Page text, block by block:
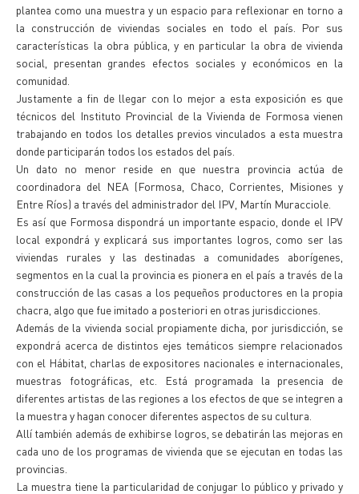
plantea como una muestra y un espacio para reflexionar en torno a
la construcción de viviendas sociales en todo el país. Por sus
características la obra pública, y en particular la obra de vivienda
social, presentan grandes efectos sociales y económicos en la
comunidad.
Justamente a fin de llegar con lo mejor a esta exposición es que
técnicos del Instituto Provincial de la Vivienda de Formosa vienen
trabajando en todos los detalles previos vinculados a esta muestra
donde participarán todos los estados del país.
Un dato no menor reside en que nuestra provincia actúa de
coordinadora del NEA (Formosa, Chaco, Corrientes, Misiones y
Entre Ríos) a través del administrador del IPV, Martín Muracciole.
Es así que Formosa dispondrá un importante espacio, donde el IPV
local expondrá y explicará sus importantes logros, como ser las
viviendas rurales y las destinadas a comunidades aborígenes,
segmentos en la cual la provincia es pionera en el país a través de la
construcción de las casas a los pequeños productores en la propia
chacra, algo que fue imitado a posteriori en otras jurisdicciones.
Además de la vivienda social propiamente dicha, por jurisdicción, se
expondrá acerca de distintos ejes temáticos siempre relacionados
con el Hábitat, charlas de expositores nacionales e internacionales,
muestras fotográficas, etc. Está programada la presencia de
diferentes artistas de las regiones a los efectos de que se integren a
la muestra y hagan conocer diferentes aspectos de su cultura.
Allí también además de exhibirse logros, se debatirán las mejoras en
cada uno de los programas de vivienda que se ejecutan en todas las
provincias.
La muestra tiene la particularidad de conjugar lo público y privado y